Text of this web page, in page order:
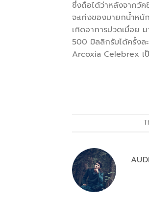
ซึ่งถือได้ว่าหลังจากวั
จะเก่งของมายกน้ำห
เกิดอาการปวดเมื่อย
500 มิลลิกรัมได้ครั้งล
Arcoxia Celebrex เ